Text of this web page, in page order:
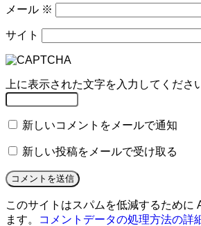
メール ※
サイト
上に表示された文字を入力してくださ
新しいコメントをメールで通知
新しい投稿をメールで受け取る
このサイトはスパムを低減するために
ます。
コメントデータの処理方法の詳